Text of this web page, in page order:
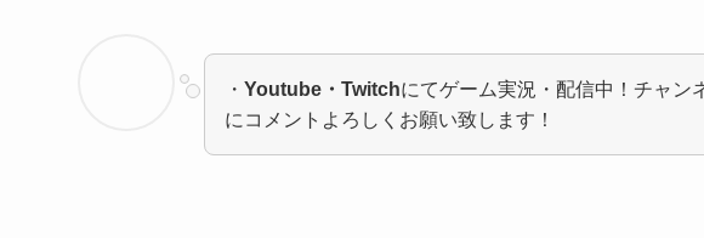
・ Youtube・Twitchにてゲーム実況・配信中！チャン
にコメントよろしくお願い致します！